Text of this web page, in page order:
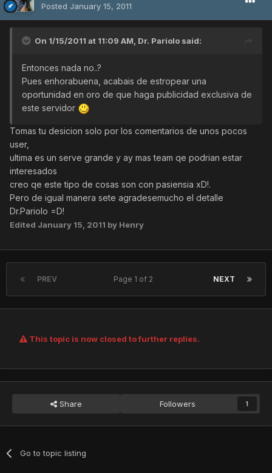
Posted January 15, 2011
On 1/15/2011 at 11:09 AM, Dr. Pariolo said:
Entonces nada no..?
Pues enhorabuena, acabais de estropear una
oportunidad en oro de que haga publicidad exclusiva de
este servidor
Tomas tu desicion solo por los comentarios de unos pocos
user,
ultima es un serve grande y ay mas team qe podrian estar
interesados
creo qe este tipo de cosas son con pasiensia xD!.
Pero de igual manera sete agradesemucho el detalle
Dr.Pariolo =D!
Edited January 15, 2011 by Henry
PREV NEXT
Page 1 of 2
This topic is now closed to further replies.
Share Followers 1
Go to topic listing